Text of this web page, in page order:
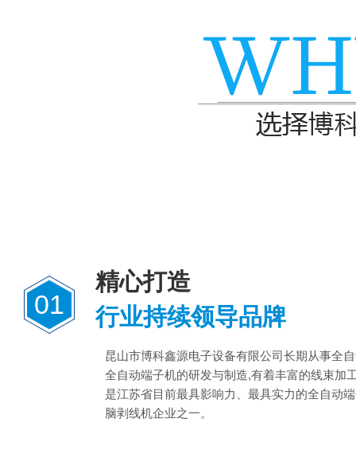
01
精心打造
行业持续领导品牌
昆山市博科鑫源电子设备有限公司长期从事全
全自动端子机的研发与制造,有着丰富的线束加
是江苏省目前最具影响力、最具实力的全自动
脑剥线机企业之一。